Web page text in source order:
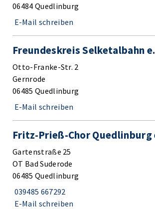
06484 Quedlinburg
E-Mail schreiben
Freundeskreis Selketalbahn e.
Otto-Franke-Str. 2
Gernrode
06485 Quedlinburg
E-Mail schreiben
Fritz-Prieß-Chor Quedlinburg
Gartenstraße 25
OT Bad Suderode
06485 Quedlinburg
039485 667292
E-Mail schreiben